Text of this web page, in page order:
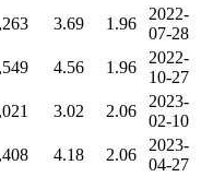
3.69 1.96
2022-
07-28
4.56 1.96
2022-
10-27
3.02 2.06
2023-
02-10
4.18 2.06
2023-
04-27